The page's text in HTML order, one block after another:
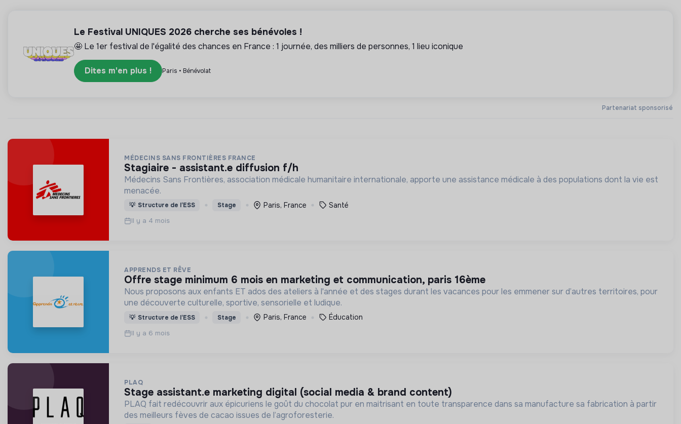
Partenariat sponsorisé
Le Festival UNIQUES 2026 cherche ses bénévoles !
🤩 Le 1er festival de l'égalité des chances en France : 1 journée, des milliers de personnes, 1 lieu iconique
Dites m'en plus ! Paris • Bénévolat
MÉDECINS SANS FRONTIÈRES FRANCE
stagiaire - assistant.e diffusion f/h
Médecins Sans Frontières, association médicale humanitaire internationale, apporte une assistance médicale à des populations dont la vie est
menacée.
💡 Structure de l’ESS Stage Paris, France Santé
Il y a 4 mois
APPRENDS ET RÊVE
offre stage minimum 6 mois en marketing et communication, paris 16ème
Nous proposons aux enfants ET ados des ateliers à l'année et des stages durant les vacances pour les emmener sur d’autres territoires, pour
une découverte culturelle, sportive, sensorielle et ludique.
💡 Structure de l’ESS Stage Paris, France Éducation
Il y a 6 mois
PLAQ
stage assistant.e marketing digital (social media & brand content)
PLAQ fait redécouvrir aux épicuriens le goût du chocolat pur en maitrisant en toute transparence dans sa manufacture sa fabrication à partir
des meilleurs fèves de cacao issues de l’agroforesterie.